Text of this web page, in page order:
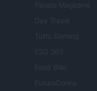
People Magazine
Day Travel
Tutto Gaming
ESG 365
Food Wiki
FuturoDonna